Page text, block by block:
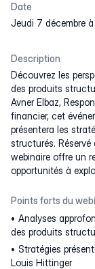
Date
jeudi 7 décembre à
Description
Découvrez les
des produits
Avner Elbaz,
financier, cet
présentera les
structurés.
webinaire offre un
opportunités à
Points forts du
Analyses
des produits
Stratégies
Louis Hittinger